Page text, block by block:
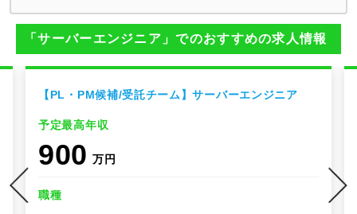
「サーバーエンジニア」でのおすすめの求人情報
【PL・PM候補/受託チーム】サーバーエンジニア
予定最高年収
900 万円
職種